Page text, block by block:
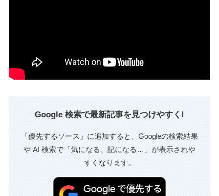
Google 検索で最新記事を見つけやすく!
「優先するソース」に追加すると、Googleの検索結果
や AI 検索で「気になる、記になる…」が表示されや
すくなります。